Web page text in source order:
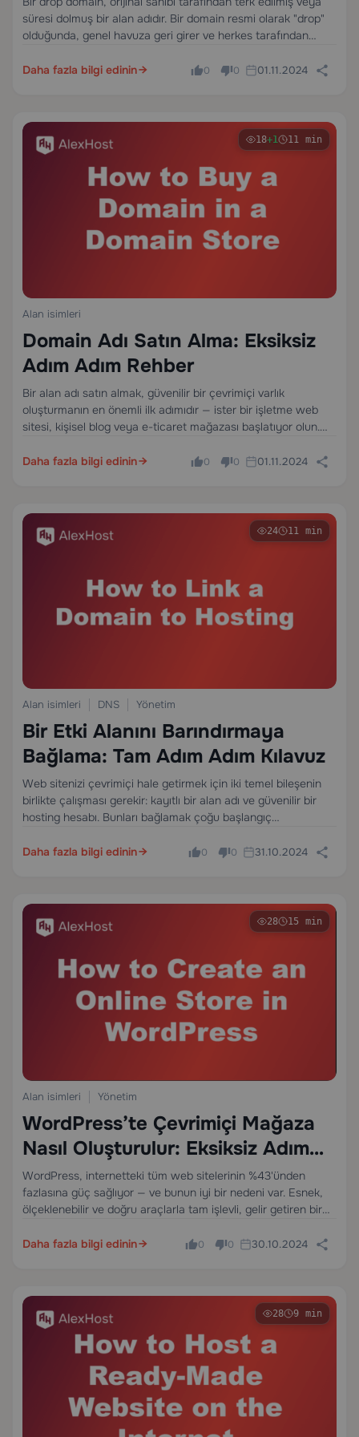
süresi dolmuş bir alan adıdır. Bir domain resmi olarak "drop"
olduğunda, genel havuza geri girer ve herkes tarafından
profesyonelleri ve domain yatırımcıları için, drop
Daha fazla bilgi edinin 0 0 01.11.2024
18+1 11 min
Alan isimleri
Domain Adı Satın Alma: Eksiksiz
Adım Adım Rehber
Bir alan adı satın almak, güvenilir bir çevrimiçi varlık
oluşturmanın en önemli ilk adımıdır — ister bir işletme web
sitesi, kişisel blog veya e-ticaret mağazası başlatıyor olun.
başlayacağından veya nelere dikkat…
Daha fazla bilgi edinin 0 0 01.11.2024
24 11 min
Alan isimleri DNS Yönetim
Bir Etki Alanını Barındırmaya
Bağlama: Tam Adım Adım Kılavuz
Web sitenizi çevrimiçi hale getirmek için iki temel bileşenin
birlikte çalışması gerekir: kayıtlı bir alan adı ve güvenilir bir
hosting hesabı. Bunları bağlamak çoğu başlangıç
sağlayıcısı ile sıfırdan tam olarak canlı, HTTPS-güvenli…
Daha fazla bilgi edinin 0 0 31.10.2024
28 15 min
Alan isimleri Yönetim
WordPress’te Çevrimiçi Mağaza
Nasıl Oluşturulur: Eksiksiz Adım
Adım Kılavuz
WordPress, internetteki tüm web sitelerinin %43'ünden
fazlasına güç sağlıyor — ve bunun iyi bir nedeni var. Esnek,
ölçeklenebilir ve doğru araçlarla tam işlevli, gelir getiren bir
ister dijital ürün pazaryeri, ister büyük ölçekli…
Daha fazla bilgi edinin 0 0 30.10.2024
28 9 min